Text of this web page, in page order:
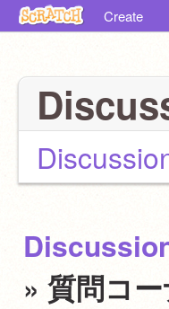
Create
» 質問コ